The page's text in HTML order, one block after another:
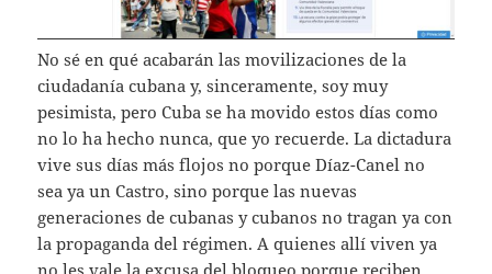
No sé en qué acabarán las movilizaciones de la
ciudadanía cubana y, sinceramente, soy muy
pesimista, pero Cuba se ha movido estos días como
no lo ha hecho nunca, que yo recuerde. La dictadura
vive sus días más flojos no porque Díaz-Canel no
sea ya un Castro, sino porque las nuevas
generaciones de cubanas y cubanos no tragan ya con
la propaganda del régimen. A quienes allí viven ya